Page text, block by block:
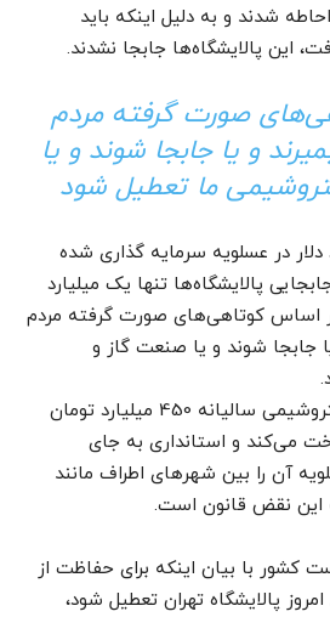
شدند و به دلیل اینکه باید
این پالایشگاه‌ها جابجا نشدند.
صورت گرفته مردم
و یا جابجا شوند و یا
ما تعطیل شود
120 میلیارد دلار در عسلویه سرمایه گذاری شده
پالایشگاه‌ها تنها یک میلیارد
بر اساس کوتا‌هی‌های صورت گرفته مردم
جابجا شوند و یا صنعت گاز و
وی افزود: صنعت گاز و پتروشیمی سالیانه 450 میلیارد تومان
می‌کند و استانداری به جای
آن را بین شهرهای اطراف مانند
این نقض قانون است.
با بیان اینکه برای حفاظت از
پالایشگاه تهران تعطیل شود،